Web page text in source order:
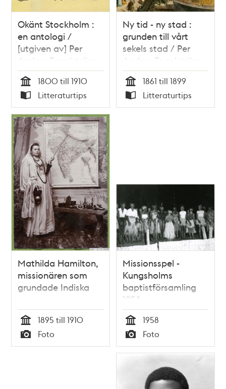
Okänt Stockholm :
en antologi /
[utgiven av] Per
Anders Fogelström
Tid
1800 till 1910
Typ
Litteraturtips
Ny tid - ny stad :
grunden till vårt
sekels stad / Per
Anders Fogelström
Tid
1861 till 1899
Typ
Litteraturtips
Mathilda Hamilton,
missionären som
grundade Indiska
Tid
1895 till 1910
Typ
Foto
Missionsspel -
Kungsholms
baptistförsamling
1958
Tid
1958
Typ
Foto